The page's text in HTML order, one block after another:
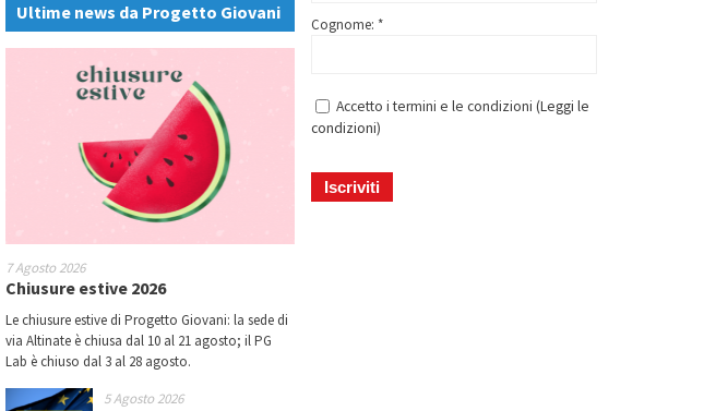
Ultime news da Progetto Giovani
7 Agosto 2026
Chiusure estive 2026
Le chiusure estive di Progetto Giovani: la sede di
via Altinate è chiusa dal 10 al 21 agosto; il PG
Lab è chiuso dal 3 al 28 agosto.
5 Agosto 2026
Cognome: *
Accetto i termini e le condizioni (Leggi le
condizioni)